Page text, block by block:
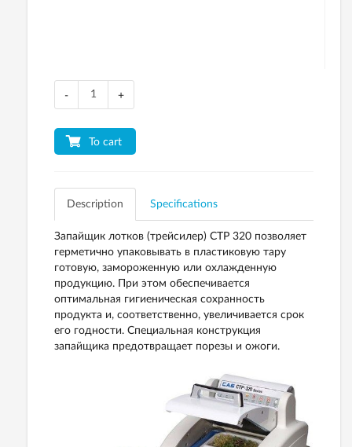
- +
To cart
Description Specifications
Запайщик лотков (трейсилер) CTP 320 позволяет
герметично упаковывать в пластиковую тару
готовую, замороженную или охлажденную
продукцию. При этом обеспечивается
оптимальная гигиеническая сохранность
продукта и, соответственно, увеличивается срок
его годности. Специальная конструкция
запайщика предотвращает порезы и ожоги.